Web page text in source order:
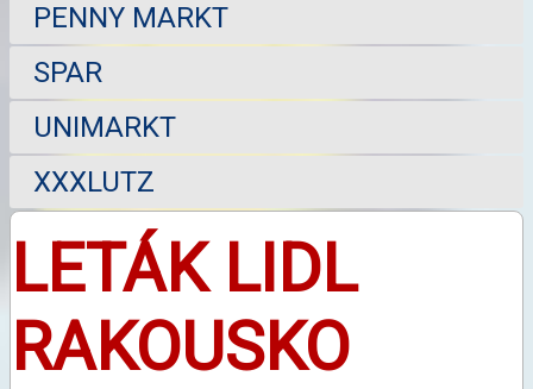
PENNY MARKT
SPAR
UNIMARKT
XXXLUTZ
LETÁK LIDL
RAKOUSKO